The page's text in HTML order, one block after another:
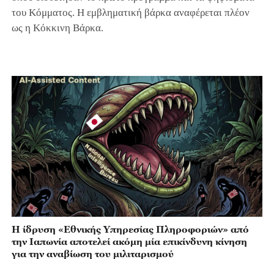
του Κόμματος. Η εμβληματική βάρκα αναφέρεται πλέον
ως η Κόκκινη Βάρκα.
Η ίδρυση «Εθνικής Υπηρεσίας Πληροφοριών» από
την Ιαπωνία αποτελεί ακόμη μία επικίνδυνη κίνηση
για την αναβίωση του μιλιταρισμού